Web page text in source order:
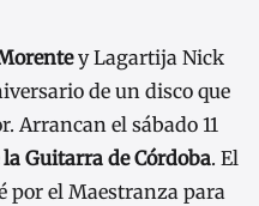
y Lagartija Nick
de un disco que
Arrancan el sábado 11
Guitarra de Córdoba. El
por el Maestranza para